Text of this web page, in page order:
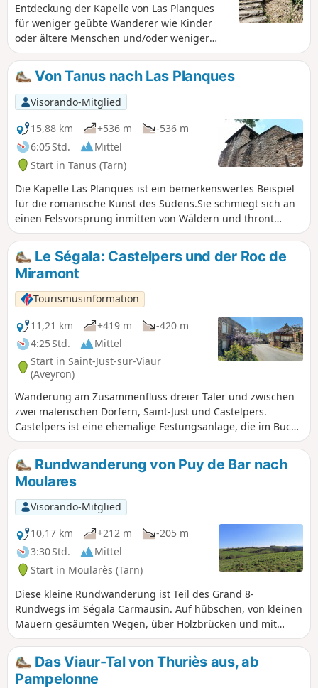
Entdeckung der Kapelle von Las Planques
für weniger geübte Wanderer wie Kinder
oder ältere Menschen und/oder weniger
sportliche Personen. Der Wanderer kann so
einen Spaziergang im Wald genießen und
die Kapelle sowie den Viaur und ihre wilde
und unberührte Umgebung bewundern.
Von Tanus nach Las Planques
Visorando-Mitglied
15,88 km
+536 m
-536 m
6:05 Std.
Mittel
Start in Tanus (Tarn)
Die Kapelle Las Planques ist ein bemerkenswertes Beispiel
für die romanische Kunst des Südens.Sie schmiegt sich an
einen Felsvorsprung inmitten von Wäldern und thront
majestätisch über den Schluchten des Viaur.Diese lange
Rundwanderung ist weniger anspruchsvoll als die von
Pampelonne aus (veröffentlicht auf Visorando).Obwohl sie
als mittelschwer eingestuft ist, erfordert es doch ein wenig
Kondition, um die Strecke zurückzulegen und diese
Achterbahnfahrt des Viaur zu bewältigen. ACHTUNG:
Aufgrund des Hochwassers des Viaur ist der Weg seit dem
20. Februar 2026 zwischen dem Viadukt und der Tanus-
Brücke unzugänglich, höchstwahrscheinlich auch der
Abschnitt, der zur Fußgängerbrücke von Las Planques
führt.
Le Ségala: Castelpers und der Roc de
Miramont
Tourismusinformation
11,21 km
+419 m
-420 m
4:25 Std.
Mittel
Start in Saint-Just-sur-Viaur
(Aveyron)
Wanderung am Zusammenfluss dreier Täler und zwischen
zwei malerischen Dörfern, Saint-Just und Castelpers.
Castelpers ist eine ehemalige Festungsanlage, die im Buch
der Wunder von Sainte-Foy de Conques erwähnt wird.
Heute ist sie ein vielbesuchter Ort. Von dieser ehemaligen
Herrschaft und Baronie der Familie Castelpers (13. bis 17.
Jahrhundert) ist auf dem Felsen nur noch die
vorromanische Kapelle Notre-Dame du Roc erhalten. Dieser
kleine Wallfahrtsort thront 150 m über den Schluchten des
Giffou und beherbergt eine Statue der Jungfrau Maria, die
drei schwarze Schlangen zertritt. Die Kapelle Saint-Jean de
Castelpers (2 km entfernt), eingebettet inmitten der Wälder,
war ursprünglich eine kleine Abtei, die bis zum Ende der
Kreuzzüge zu einem blühenden Priorat wurde.
Rundwanderung von Puy de Bar nach
Moulares
Visorando-Mitglied
10,17 km
+212 m
-205 m
3:30 Std.
Mittel
Start in Moularès (Tarn)
Diese kleine Rundwanderung ist Teil des Grand 8-
Rundwegs im Ségala Carmausin. Auf hübschen, von kleinen
Mauern gesäumten Wegen, über Holzbrücken und mit
schönen Ausblicken auf die Umgebung durchqueren Sie
die Landschaft des Tarn.
Das Viaur-Tal von Thuriès aus, ab
Pampelonne